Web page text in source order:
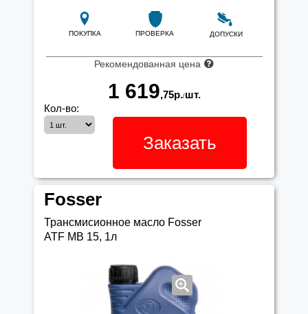
ПОКУПКА ПРОВЕРКА ДОПУСКИ
Рекомендованная цена
1 619,75р./шт.
Кол-во:
Заказать
Fosser
Трансмисионное масло Fosser
ATF MB 15, 1л